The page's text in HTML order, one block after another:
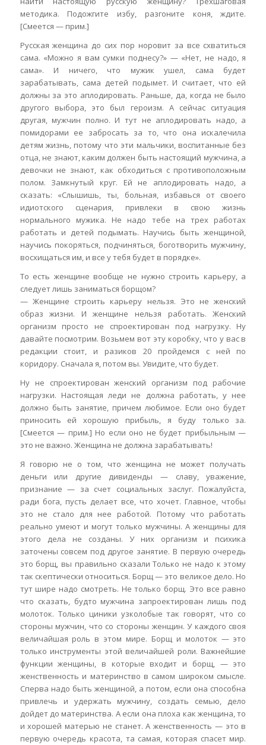
методика. Подожгите избу, разгоните коня, ждите.
[Смеется — прим.]
Русская женщина до сих пор норовит за все схватиться
сама. «Можно я вам сумки поднесу?» — «Нет, не надо, я
сама». И ничего, что мужик ушел, сама будет
зарабатывать, сама детей подымет. И считает, что ей
должны за это аплодировать. Раньше, да, когда не было
другого выбора, это был героизм. А сейчас ситуация
другая, мужчин полно. И тут не аплодировать надо, а
помидорами ее забросать за то, что она искалечила
детям жизнь, потому что эти мальчики, воспитанные без
отца, не знают, каким должен быть настоящий мужчина, а
девочки не знают, как обходиться с противоположным
полом. Замкнутый круг. Ей не аплодировать надо, а
сказать: «Слышишь, ты, больная, избавься от своего
идиотского сценария, привлеки в свою жизнь
нормального мужика. Не надо тебе на трех работах
работать и детей подымать. Научись быть женщиной,
научись покоряться, подчиняться, боготворить мужчину,
восхищаться им, и все у тебя будет в порядке».
То есть женщине вообще не нужно строить карьеру, а
следует лишь заниматься борщом?
— Женщине строить карьеру нельзя. Это не женский
образ жизни. И женщине нельзя работать. Женский
организм просто не спроектирован под нагрузку. Ну
давайте посмотрим. Возьмем вот эту коробку, что у вас в
редакции стоит, и разиков 20 пройдемся с ней по
коридору. Сначала я, потом вы. Увидите, что будет.
Ну не спроектирован женский организм под рабочие
нагрузки. Настоящая леди не должна работать, у нее
должно быть занятие, причем любимое. Если оно будет
приносить ей хорошую прибыль, я буду только за.
[Смеется — прим.] Но если оно не будет прибыльным —
это не важно. Женщина не должна зарабатывать!
Я говорю не о том, что женщина не может получать
деньги или другие дивиденды — славу, уважение,
признание — за счет социальных заслуг. Пожалуйста,
ради бога, пусть делает все, что хочет. Главное, чтобы
это не стало для нее работой. Потому что работать
реально умеют и могут только мужчины. А женщины для
этого дела не созданы. У них организм и психика
заточены совсем под другое занятие. В первую очередь
это борщ, вы правильно сказали Только не надо к этому
так скептически относиться. Борщ — это великое дело. Но
тут шире надо смотреть. Не только борщ. Это все равно
что сказать, будто мужчина запроектирован лишь под
молоток. Только циники узколобые так говорят, что со
стороны мужчин, что со стороны женщин. У каждого своя
величайшая роль в этом мире. Борщ и молоток — это
только инструменты этой величайшей роли. Важнейшие
функции женщины, в которые входит и борщ, — это
женственность и материнство в самом широком смысле.
Сперва надо быть женщиной, а потом, если она способна
привлечь и удержать мужчину, создать семью, дело
дойдет до материнства. А если она плоха как женщина, то
и хорошей матерью не станет. А женственность — это в
первую очередь красота, та самая, которая спасет мир.